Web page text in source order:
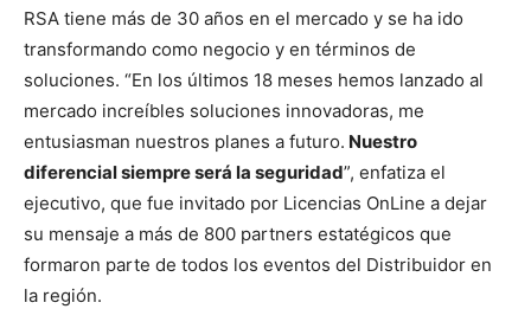
RSA tiene más de 30 años en el mercado y se ha ido
transformando como negocio y en términos de
soluciones. “En los últimos 18 meses hemos lanzado al
mercado increíbles soluciones innovadoras, me
entusiasman nuestros planes a futuro. Nuestro
diferencial siempre será la seguridad”, enfatiza el
ejecutivo, que fue invitado por Licencias OnLine a dejar
su mensaje a más de 800 partners estatégicos que
formaron parte de todos los eventos del Distribuidor en
la región.